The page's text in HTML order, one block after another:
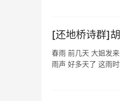
[还地桥诗群]
春雨 前几天 大姐发
雨声 好多天了 这雨